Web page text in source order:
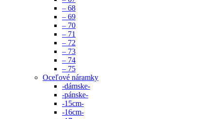
– 68
– 69
– 70
– 71
– 72
– 73
– 74
– 75
Oceľové náramky
-dámske-
-pánske-
-15cm-
-16cm-